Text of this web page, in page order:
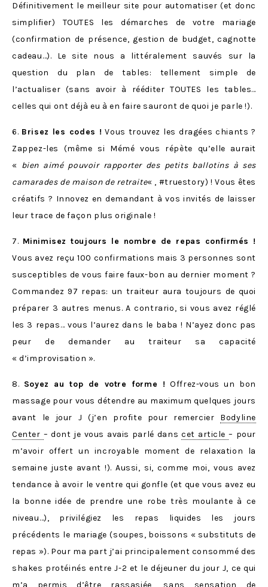
Définitivement le meilleur site pour automatiser (et donc
simplifier) TOUTES les démarches de votre mariage
(confirmation de présence, gestion de budget, cagnotte
cadeau…). Le site nous a littéralement sauvés sur la
question du plan de tables: tellement simple de
l’actualiser (sans avoir à rééditer TOUTES les tables…
celles qui ont déjà eu à en faire sauront de quoi je parle !).
6. Brisez les codes ! Vous trouvez les dragées chiants ?
Zappez-les (même si Mémé vous répète qu’elle aurait
« bien aimé pouvoir rapporter des petits ballotins à ses
camarades de maison de retraite« , #truestory) ! Vous êtes
créatifs ? Innovez en demandant à vos invités de laisser
leur trace de façon plus originale !
7. Minimisez toujours le nombre de repas confirmés !
Vous avez reçu 100 confirmations mais 3 personnes sont
susceptibles de vous faire faux-bon au dernier moment ?
Commandez 97 repas: un traiteur aura toujours de quoi
préparer 3 autres menus. A contrario, si vous avez réglé
les 3 repas… vous l’aurez dans le baba ! N’ayez donc pas
peur de demander au traiteur sa capacité
« d’improvisation ».
8. Soyez au top de votre forme ! Offrez-vous un bon
massage pour vous détendre au maximum quelques jours
avant le jour J (j’en profite pour remercier Bodyline
Center – dont je vous avais parlé danscet article– pour
m’avoir offert un incroyable moment de relaxation la
semaine juste avant !). Aussi, si, comme moi, vous avez
tendance à avoir le ventre qui gonfle (et que vous avez eu
la bonne idée de prendre une robe très moulante à ce
niveau…), privilégiez les repas liquides les jours
précédents le mariage (soupes, boissons « substituts de
repas »). Pour ma part j’ai principalement consommé des
shakes protéinés entre J-2 et le déjeuner du jour J, ce qui